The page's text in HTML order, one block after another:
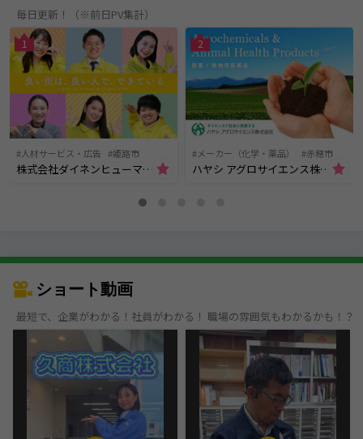
毎日更新！（※前日PV集計）
1
人材サービス・広告 姫路市
株式会社ダイネンヒューマンplus
2
メーカー（化学・薬品） 赤穂市
ハヤシ アグロサイエンス株式会社
ショート動画
最短で、企業がわかる！社員がわかる！ 職場の雰囲気もわかるかも！？